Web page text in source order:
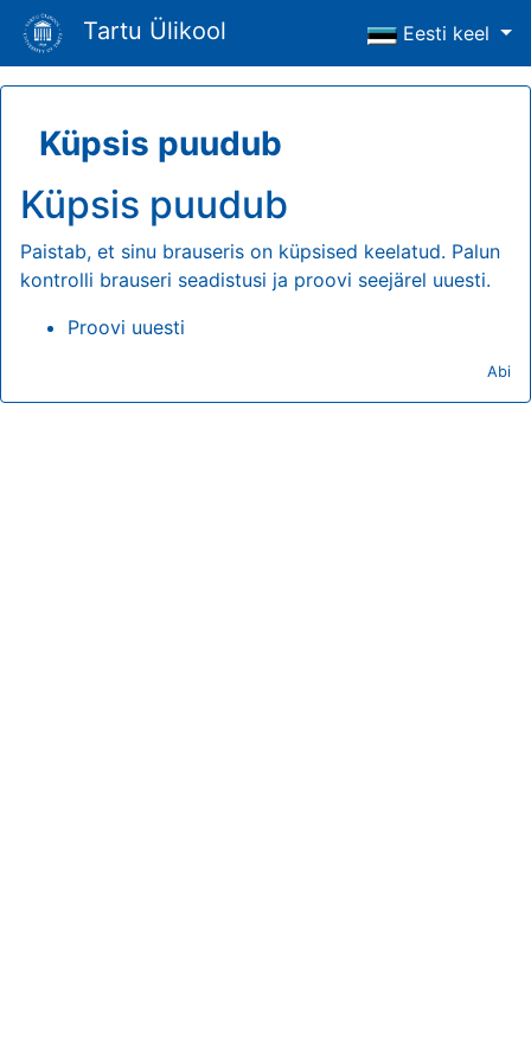
Tartu Ülikool Eesti keel
Küpsis puudub
Küpsis puudub
Paistab, et sinu brauseris on küpsised keelatud. Palun
kontrolli brauseri seadistusi ja proovi seejärel uuesti.
Proovi uuesti
Abi